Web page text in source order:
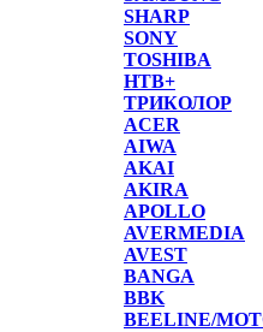
SHARP
SONY
TOSHIBA
НТВ+
ТРИКОЛОР
ACER
AIWA
AKAI
AKIRA
APOLLO
AVERMEDIA
AVEST
BANGA
BBK
BEELINE/